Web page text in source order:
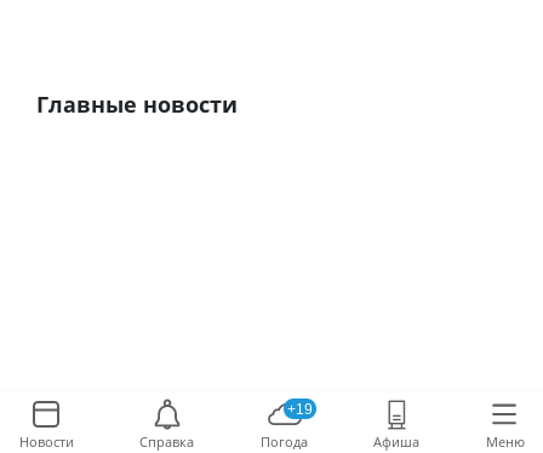
Главные новости
Новости Справка
+19
Погода Афиша Меню